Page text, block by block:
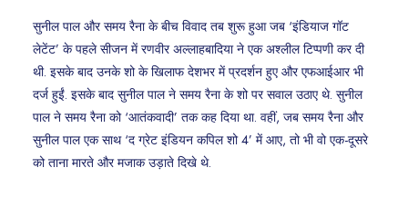
सुनील पाल और समय रैना के बीच विवाद तब शुरू हुआ जब ‘इंडियाज गॉट
लेटेंट’ के पहले सीजन में रणवीर अल्लाहबादिया ने एक अश्लील टिप्पणी कर दी
थी. इसके बाद उनके शो के खिलाफ देशभर में प्रदर्शन हुए और एफआईआर भी
दर्ज हुईं. इसके बाद सुनील पाल ने समय रैना के शो पर सवाल उठाए थे. सुनील
पाल ने समय रैना को ‘आतंकवादी’ तक कह दिया था. वहीं, जब समय रैना और
सुनील पाल एक साथ ‘द ग्रेट इंडियन कपिल शो 4’ में आए, तो भी वो एक-दूसरे
को ताना मारते और मजाक उड़ाते दिखे थे.